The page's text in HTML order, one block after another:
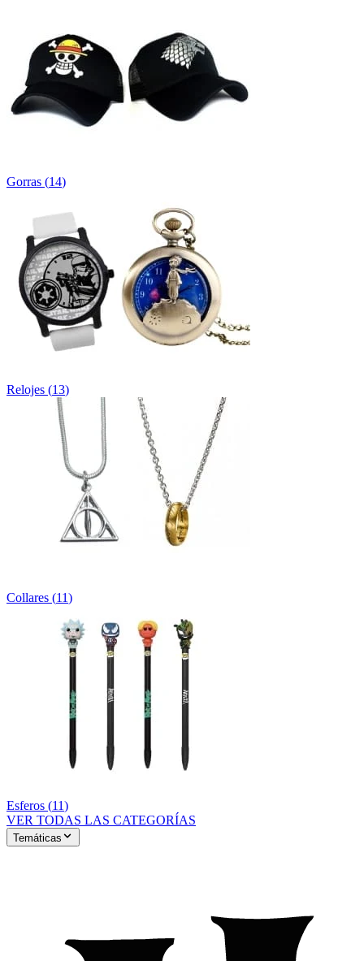
Gorras (14)
Relojes (13)
Collares (11)
Esferos (11)
VER TODAS LAS CATEGORÍAS
Temáticas